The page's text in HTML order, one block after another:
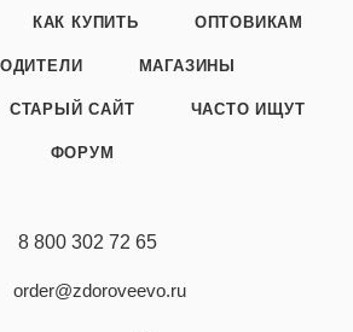
КАК КУПИТЬ ОПТОВИКАМ
МАГАЗИНЫ
СТАРЫЙ САЙТ ЧАСТО ИЩУТ
ФОРУМ
8 800 302 72 65
order@zdoroveevo.ru